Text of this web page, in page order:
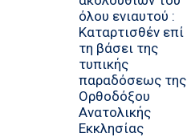
όλου ενιαυτού :
Καταρτισθέν επί
τη βάσει της
τυπικής
παραδόσεως της
Ορθοδόξου
Ανατολικής
Εκκλησίας